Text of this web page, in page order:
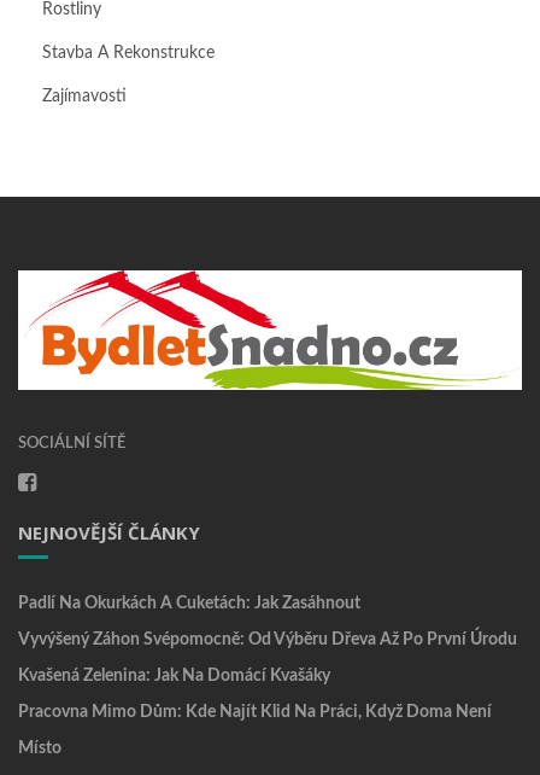
Rostliny
Stavba A Rekonstrukce
Zajímavosti
SOCIÁLNÍ SÍTĚ
NEJNOVĚJŠÍ ČLÁNKY
Padlí Na Okurkách A Cuketách: Jak Zasáhnout
Vyvýšený Záhon Svépomocně: Od Výběru Dřeva Až Po První Úrodu
Kvašená Zelenina: Jak Na Domácí Kvašáky
Pracovna Mimo Dům: Kde Najít Klid Na Práci, Když Doma Není
Místo